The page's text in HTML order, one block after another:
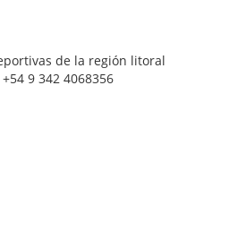
de la región litoral
9 342 4068356